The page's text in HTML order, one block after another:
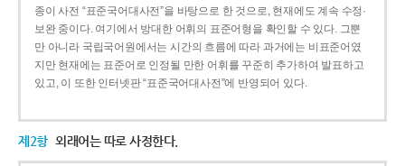
종이 사전 “표준국어대사전”을 바탕으로 한 것으로, 현재에도 계속 수정·
보완 중이다. 여기에서 방대한 어휘의 표준어형을 확인할 수 있다. 그뿐
만 아니라 국립국어원에서는 시간의 흐름에 따라 과거에는 비표준어였
지만 현재에는 표준어로 인정될 만한 어휘를 꾸준히 추가하여 발표하고
있고, 이 또한 인터넷판 “표준국어대사전”에 반영되어 있다.
제2항 외래어는 따로 사정한다.